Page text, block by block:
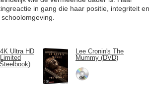
in gang die haar positie, integriteit en
Ultra HD
Lee Cronin's The
Mummy (DVD)